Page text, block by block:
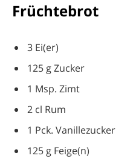
Früchtebrot
3 Ei(er)
125 g Zucker
1 Msp. Zimt
2 cl Rum
1 Pck. Vanillezucker
125 g Feige(n)